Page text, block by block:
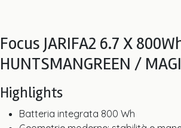
Focus JARIFA2 6.7 X
HUNTSMANGREEN /
Highlights
Batteria integrata 800 Wh